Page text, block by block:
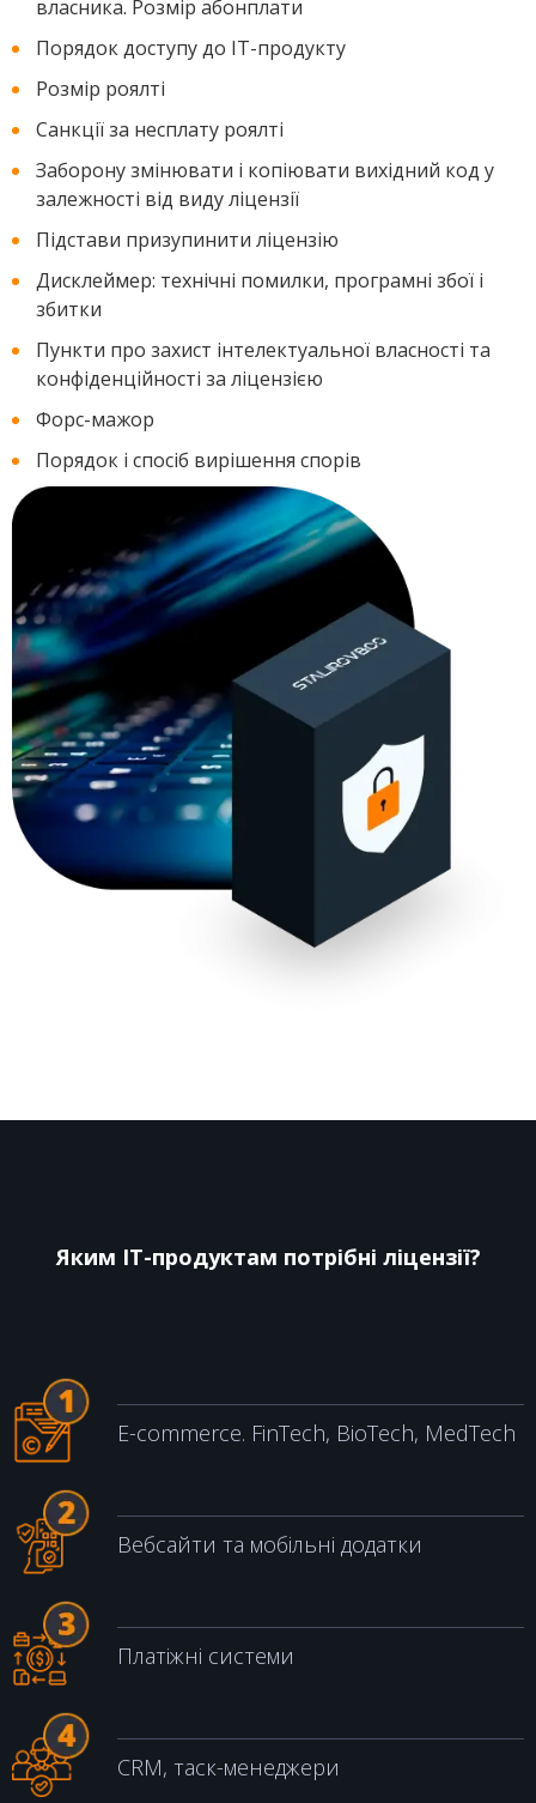
власника. Розмір абонплати
Порядок доступу до IT-продукту
Розмір роялті
Санкції за несплату роялті
Заборону змінювати і копіювати вихідний код у
залежності від виду ліцензії
Підстави призупинити ліцензію
Дисклеймер: технічні помилки, програмні збої і
збитки
Пункти про захист інтелектуальної власності та
конфіденційності за ліцензією
Форс-мажор
Порядок і спосіб вирішення спорів
Яким IT-продуктам потрібні ліцензії?
E-commerce. FinTech, BioTech, MedTech
Вебсайти та мобільні додатки
Платіжні системи
CRM, таск-менеджери